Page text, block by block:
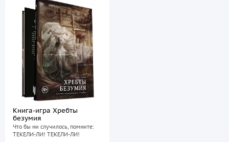
Книга-игра Хребты
безумия
Что бы ни случилось, помните:
ТЕКЕЛИ-ЛИ! ТЕКЕЛИ-ЛИ!